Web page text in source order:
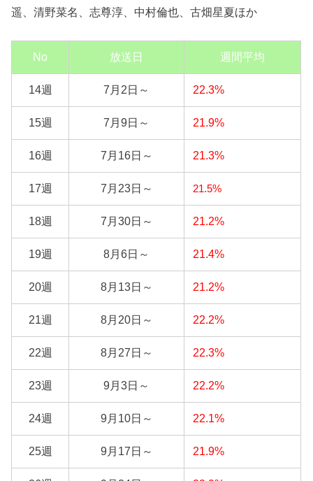
遥、清野菜名、志尊淳、中村倫也、古畑星夏ほか
No 放送日 週間平均
14週 7月2日～ 22.3%
15週 7月9日～ 21.9%
16週 7月16日～ 21.3%
17週 7月23日～ 21.5%
18週 7月30日～ 21.2%
19週 8月6日～ 21.4%
20週 8月13日～ 21.2%
21週 8月20日～ 22.2%
22週 8月27日～ 22.3%
23週 9月3日～ 22.2%
24週 9月10日～ 22.1%
25週 9月17日～ 21.9%